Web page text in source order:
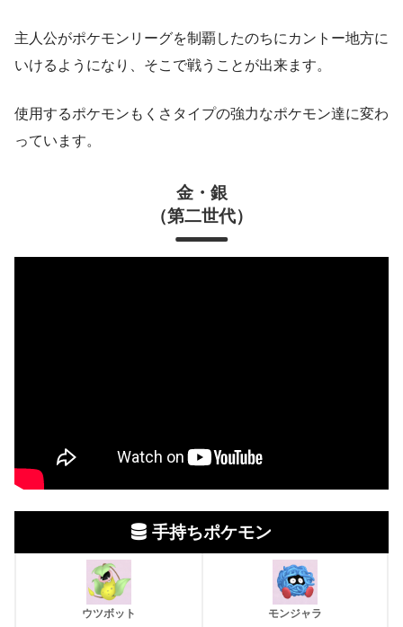
主人公がポケモンリーグを制覇したのちにカントー地方に
いけるようになり、そこで戦うことが出来ます。
使用するポケモンもくさタイプの強力なポケモン達に変わ
っています。
金・銀
（第二世代）
手持ちポケモン
ウツボット モンジャラ